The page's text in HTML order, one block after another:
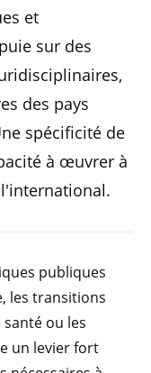
et
sur des
des pays
spécificité de
à œuvrer à
publiques
les transitions
ou les
un levier fort